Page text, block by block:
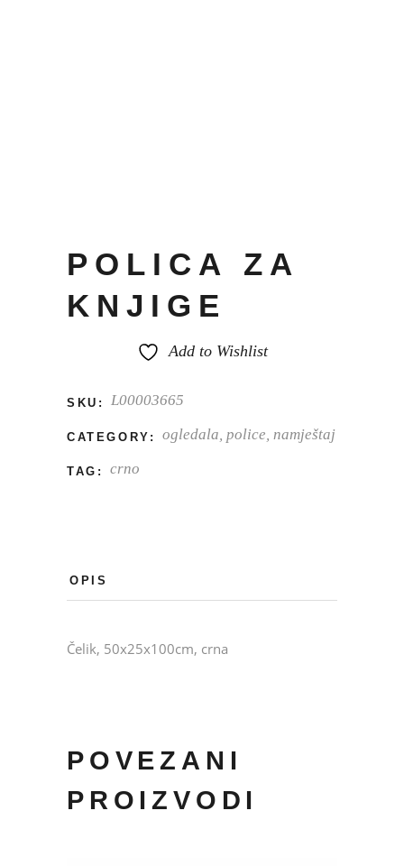
POLICA ZA
KNJIGE
Add to Wishlist
SKU: L00003665
CATEGORY: ogledala, police, namještaj
TAG: crno
OPIS
Čelik, 50x25x100cm, crna
POVEZANI
PROIZVODI